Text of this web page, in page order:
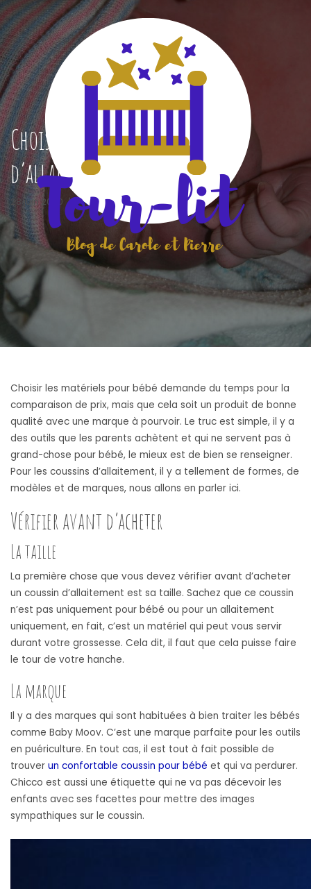
Choisir le meilleur coussin
d’allaitement pour bébé
28 juin 2020 | tour-lit | 0 Commentaires
Choisir les matériels pour bébé demande du temps pour la
comparaison de prix, mais que cela soit un produit de bonne
qualité avec une marque à pourvoir. Le truc est simple, il y a
des outils que les parents achètent et qui ne servent pas à
grand-chose pour bébé, le mieux est de bien se renseigner.
Pour les coussins d’allaitement, il y a tellement de formes, de
modèles et de marques, nous allons en parler ici.
Vérifier avant d’acheter
La taille
La première chose que vous devez vérifier avant d’acheter
un coussin d’allaitement est sa taille. Sachez que ce coussin
n’est pas uniquement pour bébé ou pour un allaitement
uniquement, en fait, c’est un matériel qui peut vous servir
durant votre grossesse. Cela dit, il faut que cela puisse faire
le tour de votre hanche.
La marque
Il y a des marques qui sont habituées à bien traiter les bébés
comme Baby Moov. C’est une marque parfaite pour les outils
en puériculture. En tout cas, il est tout à fait possible de
trouver un confortable coussin pour bébé et qui va perdurer.
Chicco est aussi une étiquette qui ne va pas décevoir les
enfants avec ses facettes pour mettre des images
sympathiques sur le coussin.